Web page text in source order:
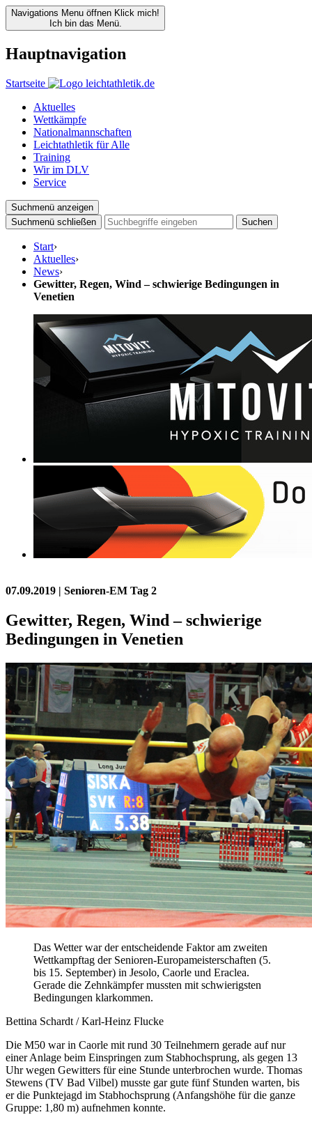
Navigations Menu öffnen Klick mich!
Ich bin das Menü.
Hauptnavigation
Startseite
Aktuelles
Wettkämpfe
Nationalmannschaften
Leichtathletik für Alle
Training
Wir im DLV
Service
Suchmenü anzeigen
Suchmenü schließen
Suchen
Start›
Aktuelles›
News›
Gewitter, Regen, Wind – schwierige Bedingungen in
Venetien
07.09.2019 | Senioren-EM Tag 2
Gewitter, Regen, Wind – schwierige
Bedingungen in Venetien
Das Wetter war der entscheidende Faktor am zweiten
Wettkampftag der Senioren-Europameisterschaften (5.
bis 15. September) in Jesolo, Caorle und Eraclea.
Gerade die Zehnkämpfer mussten mit schwierigsten
Bedingungen klarkommen.
Bettina Schardt / Karl-Heinz Flucke
Die M50 war in Caorle mit rund 30 Teilnehmern gerade auf nur
einer Anlage beim Einspringen zum Stabhochsprung, als gegen 13
Uhr wegen Gewitters für eine Stunde unterbrochen wurde. Thomas
Stewens (TV Bad Vilbel) musste gar gute fünf Stunden warten, bis
er die Punktejagd im Stabhochsprung (Anfangshöhe für die ganze
Gruppe: 1,80 m) aufnehmen konnte.